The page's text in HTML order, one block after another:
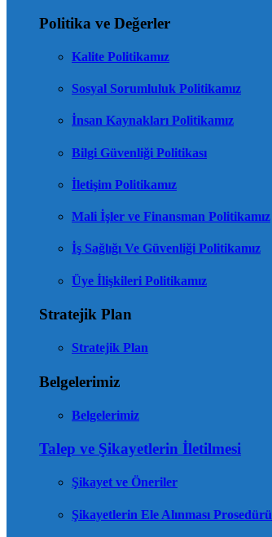
Politika ve Değerler
Kalite Politikamız
Sosyal Sorumluluk Politikamız
İnsan Kaynakları Politikamız
Bilgi Güvenliği Politikası
İletişim Politikamız
Mali İşler ve Finansman Politikamız
İş Sağlığı Ve Güvenliği Politikamız
Üye İlişkileri Politikamız
Stratejik Plan
Stratejik Plan
Belgelerimiz
Belgelerimiz
Talep ve Şikayetlerin İletilmesi
Şikayet ve Öneriler
Şikayetlerin Ele Alınması Prosedürü